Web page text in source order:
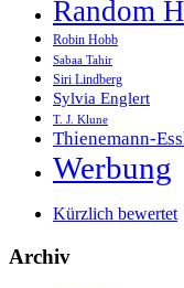
Random
Robin Hobb
Sabaa Tahir
Siri Lindberg
Sylvia Englert
T. J. Klune
Thienemann-
Werbung
Kürzlich bewertet
Archiv